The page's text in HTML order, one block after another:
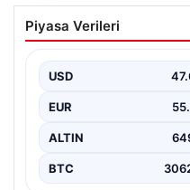
Manisa’da Rüşvet
Parti İl Başkanı
Manisa’da yaşanan
Piyasa Verileri
USD
EUR
ALTIN
BTC